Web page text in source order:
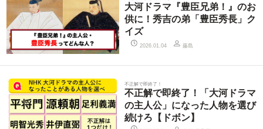
大河ドラマ『豊臣兄弟！』のお
供に！秀吉の弟「豊臣秀長」ク
イズ
2026.01.04 藤島
不正解で即終了！
不正解で即終了！「大河ドラマ
の主人公」になった人物を選び
続けろ【ドボン】